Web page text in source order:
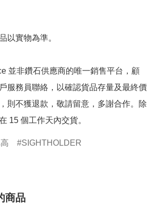
以實物為準。
並非鑽石供應商的唯一銷售平台，顧
服務員聯絡，以確認貨品存量及最終價
則不獲退款，敬請留意，多謝合作。除
15 個工作天內交貨。
SIGHTHOLDER
商品